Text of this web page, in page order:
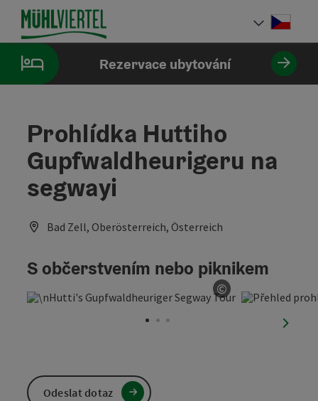
ObsahAccesskey
[0]
NavigaceAccesskey
[1]
Začátek stránky
Volba
Rezervace ubytování
Prohlídka Huttiho
Gupfwaldheurigeru na
segwayi
Bad Zell, Oberösterreich, Österreich
S občerstvením nebo piknikem
©
otevřít
Odeslat dotaz